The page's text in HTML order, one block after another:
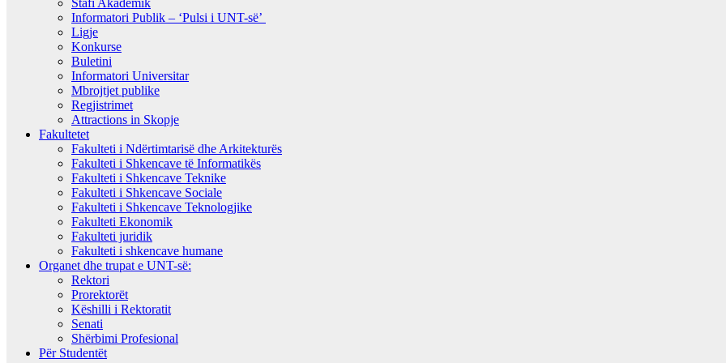
Informatori Publik – ‘Pulsi i UNT-së’
Ligje
Konkurse
Buletini
Informatori Universitar
Mbrojtjet publike
Regjistrimet
Attractions in Skopje
Fakultetet
Fakulteti i Ndërtimtarisë dhe Arkitekturës
Fakulteti i Shkencave të Informatikës
Fakulteti i Shkencave Teknike
Fakulteti i Shkencave Sociale
Fakulteti i Shkencave Teknologjike
Fakulteti Ekonomik
Fakulteti juridik
Fakulteti i shkencave humane
Organet dhe trupat e UNT-së:
Rektori
Prorektorët
Këshilli i Rektoratit
Senati
Shërbimi Profesional
Për Studentët